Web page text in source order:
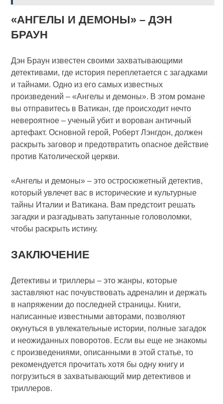
«АНГЕЛЫ И ДЕМОНЫ» – ДЭН
БРАУН
Дэн Браун известен своими захватывающими
детективами, где история переплетается с загадками
и тайнами. Одно из его самых известных
произведений – «Ангелы и демоны». В этом романе
вы отправитесь в Ватикан, где происходит нечто
невероятное – ученый убит и ворован античный
артефакт. Основной герой, Роберт Лэнгдон, должен
раскрыть заговор и предотвратить опасное действие
против Католической церкви.
«Ангелы и демоны» – это остросюжетный детектив,
который увлечет вас в исторические и культурные
тайны Италии и Ватикана. Вам предстоит решать
загадки и разгадывать запутанные головоломки,
чтобы раскрыть истину.
ЗАКЛЮЧЕНИЕ
Детективы и триллеры – это жанры, которые
заставляют нас почувствовать адреналин и держать
в напряжении до последней страницы. Книги,
написанные известными авторами, позволяют
окунуться в увлекательные истории, полные загадок
и неожиданных поворотов. Если вы еще не знакомы
с произведениями, описанными в этой статье, то
рекомендуется прочитать хотя бы одну книгу и
погрузиться в захватывающий мир детективов и
триллеров.